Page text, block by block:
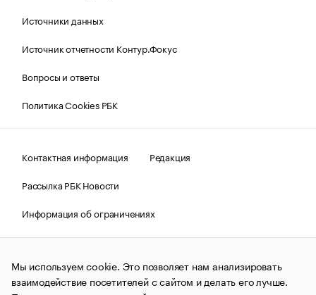
Источники данных
Источник отчетности Контур.Фокус
Вопросы и ответы
Политика Cookies РБК
Контактная информация
Редакция
Рассылка РБК Новости
Информация об ограничениях
Правовая информация
О соблюдении авторских прав
© АО «РОСБИЗНЕСКОНСАЛТИНГ»,1995–2026.Сообщения
и материалы информационного агентства «РБК»
(зарегистрировано Федеральной службой по надзору в сфере
Мы используем cookie. Это позволяет нам анализировать
взаимодействие посетителей с сайтом и делать его лучше.